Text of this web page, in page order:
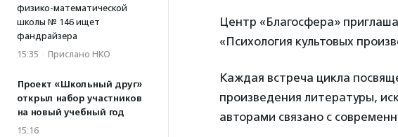
физико-математической
школы № 146 ищет
фандрайзера
15:35 · Прислано НКО
Проект «Школьный друг»
открыл набор участников
на новый учебный год
15:16
Центр «Благосфера»
«Психология культовых
Каждая встреча цикла
произведения литературы,
авторами связано с